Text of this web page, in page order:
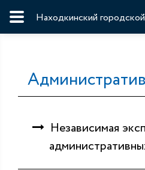
Находкинский
Независимая